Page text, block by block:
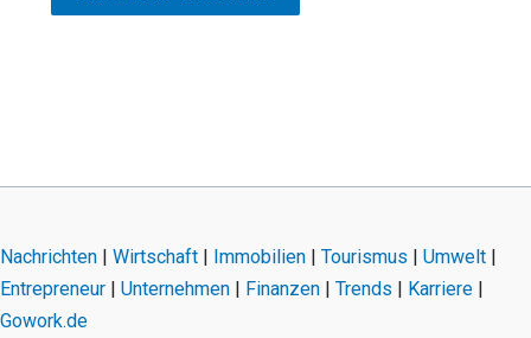
Nachrichten | Wirtschaft | Immobilien | Tourismus | Umwelt |
Entrepreneur | Unternehmen | Finanzen | Trends | Karriere |
Gowork.de